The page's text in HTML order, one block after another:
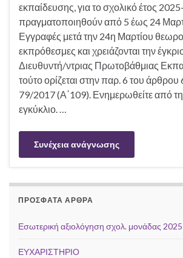
εκπαίδευσης, για το σχολικό έτος
πραγματοποιηθούν από 5 έως 24
Εγγραφές μετά την 24η Μαρτίου
εκπρόθεσμες και χρειάζονται την
Διευθυντή/ντριας Πρωτοβάθμιας
τούτο ορίζεται στην παρ. 6 του
79/2017 (Α΄109). Ενημερωθείτε από
εγκύκλιο. …
Συνέχεια ανάγνωσης
ΠΡΌΣΦΑΤΑ ΆΡΘΡΑ
Εσωτερική αξιολόγηση σχολ. μονάδας
ΕΥΧΑΡΙΣΤΗΡΙΟ